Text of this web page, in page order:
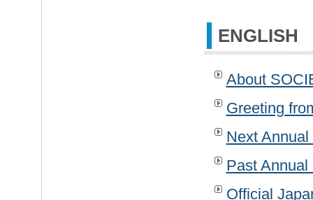
ENGLISH
About
Greeting
Next
Past Annual
Official